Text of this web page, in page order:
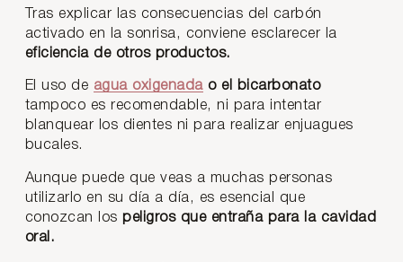
Tras explicar las consecuencias del carbón
activado en la sonrisa, conviene esclarecer la
eficiencia de otros productos.
El uso de agua oxigenadao el bicarbonato
tampoco es recomendable, ni para intentar
blanquear los dientes ni para realizar enjuagues
bucales.
Aunque puede que veas a muchas personas
utilizarlo en su día a día, es esencial que
conozcan los peligros que entraña para la cavidad
oral.